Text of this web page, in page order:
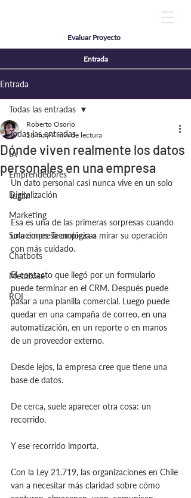
Evaluar Proyecto
Entrada
Entrada
Todas las entradas
IA
Emprendedores
Digitalización
Marketing
Soluciones Tecnológicas
Chatbots
Metabase
ROI
Todas las entradas
Dónde viven realmente los datos
personales en una empresa
Roberto Osorio
18 may 7 min de lectura
Un dato personal casi nunca vive en un solo
lugar.
Esa es una de las primeras sorpresas cuando
una empresa empieza a mirar su operación
con más cuidado.
El contacto que llegó por un formulario
puede terminar en el CRM. Después puede
pasar a una planilla comercial. Luego puede
quedar en una campaña de correo, en una
automatización, en un reporte o en manos
de un proveedor externo.
Desde lejos, la empresa cree que tiene una
base de datos.
De cerca, suele aparecer otra cosa: un
recorrido.
Y ese recorrido importa.
Con la Ley 21.719, las organizaciones en Chile
van a necesitar más claridad sobre cómo